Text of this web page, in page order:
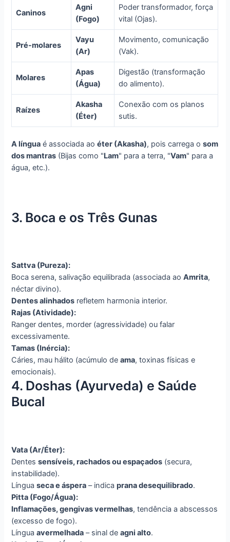
Caninos
Agni
(Fogo)
Poder transformador, força
vital (Ojas).
Pré-molares
Vayu
(Ar)
Movimento, comunicação
(Vak).
Molares
Apas
(Água)
Digestão (transformação
do alimento).
Raízes
Akasha
(Éter)
Conexão com os planos
sutis.
A língua é associada aoéter (Akasha), pois carrega osom
dos mantras (Bijas como "Lam" para a terra, "Vam" para a
água, etc.).
3. Boca e os Três Gunas
Sattva (Pureza):
Boca serena, salivação equilibrada (associada aoAmrita,
néctar divino).
Dentes alinhados refletem harmonia interior.
Rajas (Atividade):
Ranger dentes, morder (agressividade) ou falar
excessivamente.
Tamas (Inércia):
Cáries, mau hálito (acúmulo deama, toxinas físicas e
emocionais).
4. Doshas (Ayurveda) e Saúde
Bucal
Vata (Ar/Éter):
Dentessensíveis, rachados ou espaçados (secura,
instabilidade).
Línguaseca e áspera – indicaprana desequilibrado.
Pitta (Fogo/Água):
Inflamações, gengivas vermelhas, tendência a abscessos
(excesso de fogo).
Línguaavermelhada – sinal deagni alto.